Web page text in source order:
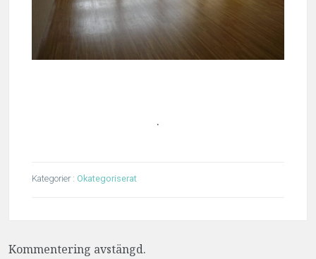
.
Kategorier : Okategoriserat
Kommentering avstängd.